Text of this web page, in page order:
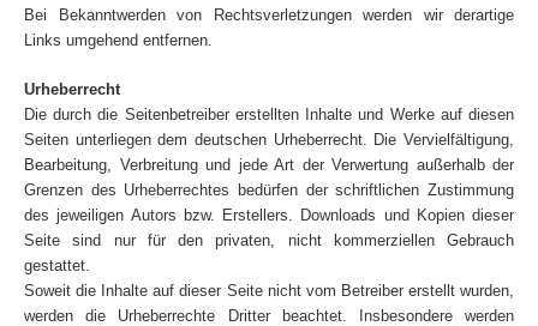
Bei Bekanntwerden von Rechtsverletzungen werden wir derartige
Links umgehend entfernen.
Urheberrecht
Die durch die Seitenbetreiber erstellten Inhalte und Werke auf diesen
Seiten unterliegen dem deutschen Urheberrecht. Die Vervielfältigung,
Bearbeitung, Verbreitung und jede Art der Verwertung außerhalb der
Grenzen des Urheberrechtes bedürfen der schriftlichen Zustimmung
des jeweiligen Autors bzw. Erstellers. Downloads und Kopien dieser
Seite sind nur für den privaten, nicht kommerziellen Gebrauch
gestattet.
Soweit die Inhalte auf dieser Seite nicht vom Betreiber erstellt wurden,
werden die Urheberrechte Dritter beachtet. Insbesondere werden